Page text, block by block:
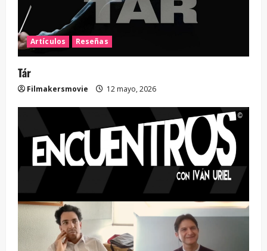
Artículos Reseñas
Tár
Filmakersmovie 12 mayo, 2026